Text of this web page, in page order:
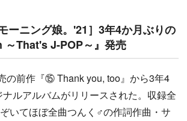
ーニング娘。'21］3年4か月ぶりの
～That's J-POP～』発売
の前作『⑮ Thank you, too』から3年4
ルアルバムがリリースされた。収録全
いてほぼ全曲つんく♂の作詞作曲・サ